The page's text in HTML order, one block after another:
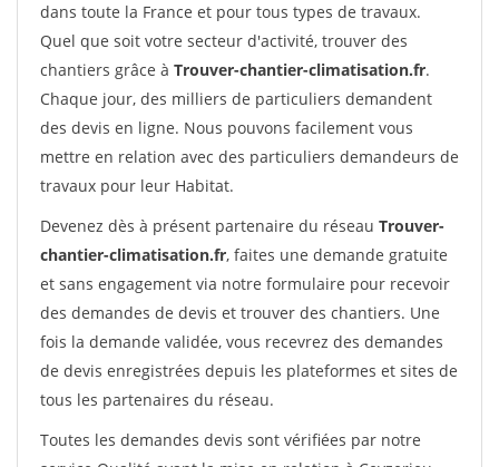
dans toute la France et pour tous types de travaux.
Quel que soit votre secteur d'activité, trouver des
chantiers grâce à Trouver-chantier-climatisation.fr.
Chaque jour, des milliers de particuliers demandent
des devis en ligne. Nous pouvons facilement vous
mettre en relation avec des particuliers demandeurs de
travaux pour leur Habitat.
Devenez dès à présent partenaire du réseau Trouver-
chantier-climatisation.fr, faites une demande gratuite
et sans engagement via notre formulaire pour recevoir
des demandes de devis et trouver des chantiers. Une
fois la demande validée, vous recevrez des demandes
de devis enregistrées depuis les plateformes et sites de
tous les partenaires du réseau.
Toutes les demandes devis sont vérifiées par notre